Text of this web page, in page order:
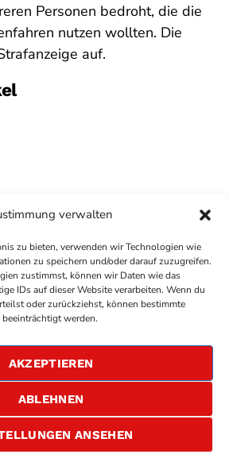
verwalten
zu bieten, verwenden wir Technologien wie
zu speichern und/oder darauf zuzugreifen.
zustimmst, können wir Daten wie das
IDs auf dieser Website verarbeiten. Wenn du
oder zurückziehst, können bestimmte
werden.
AKZEPTIEREN
ABLEHNEN
ANSEHEN
Personen bedroht, die die
nutzen wollten. Die
auf.
BAD KREUZNACH
ALLGEMEINE GESCHÄFTSBEDINGUNGEN